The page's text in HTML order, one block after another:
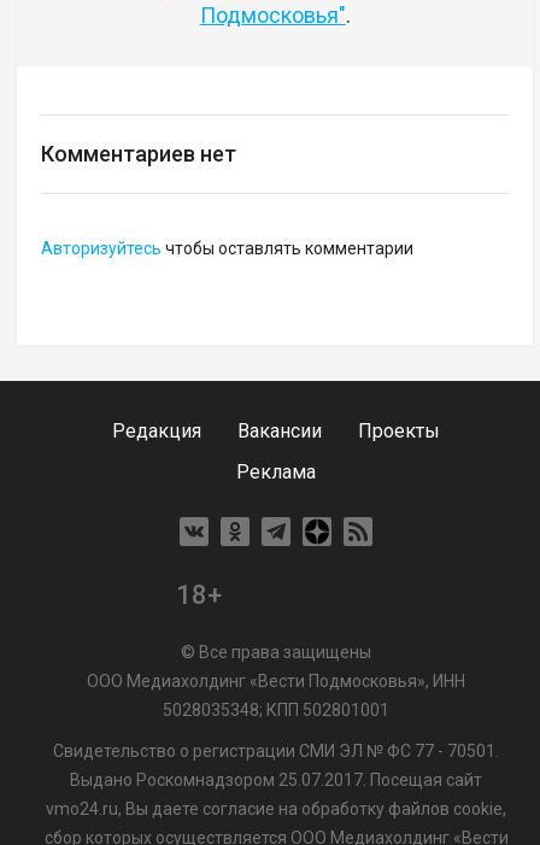
Подмосковья".
Комментариев нет
Авторизуйтесь чтобы оставлять комментарии
Редакция Вакансии
Проекты
Реклама
18+
© Все права защищены
ООО Медиахолдинг «Вести Подмосковья», ИНН
5028035348; КПП 502801001
Свидетельство о регистрации СМИ ЭЛ № ФС 77 - 70501.
Выдано Роскомнадзором 25.07.2017. Посещая сайт
vmo24.ru, Вы даете согласие на обработку файлов cookie,
сбор которых осуществляется ООО Медиахолдинг «Вести